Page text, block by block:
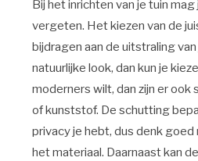
Bij het inrichten van je tuin
vergeten. Het kiezen van de
bijdragen aan de uitstraling
natuurlijke look, dan kun je
moderners wilt, dan zijn er ook
of kunststof. De schutting
privacy je hebt, dus denk
het materiaal. Daarnaast kan